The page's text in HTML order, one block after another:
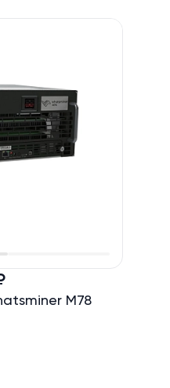
M78